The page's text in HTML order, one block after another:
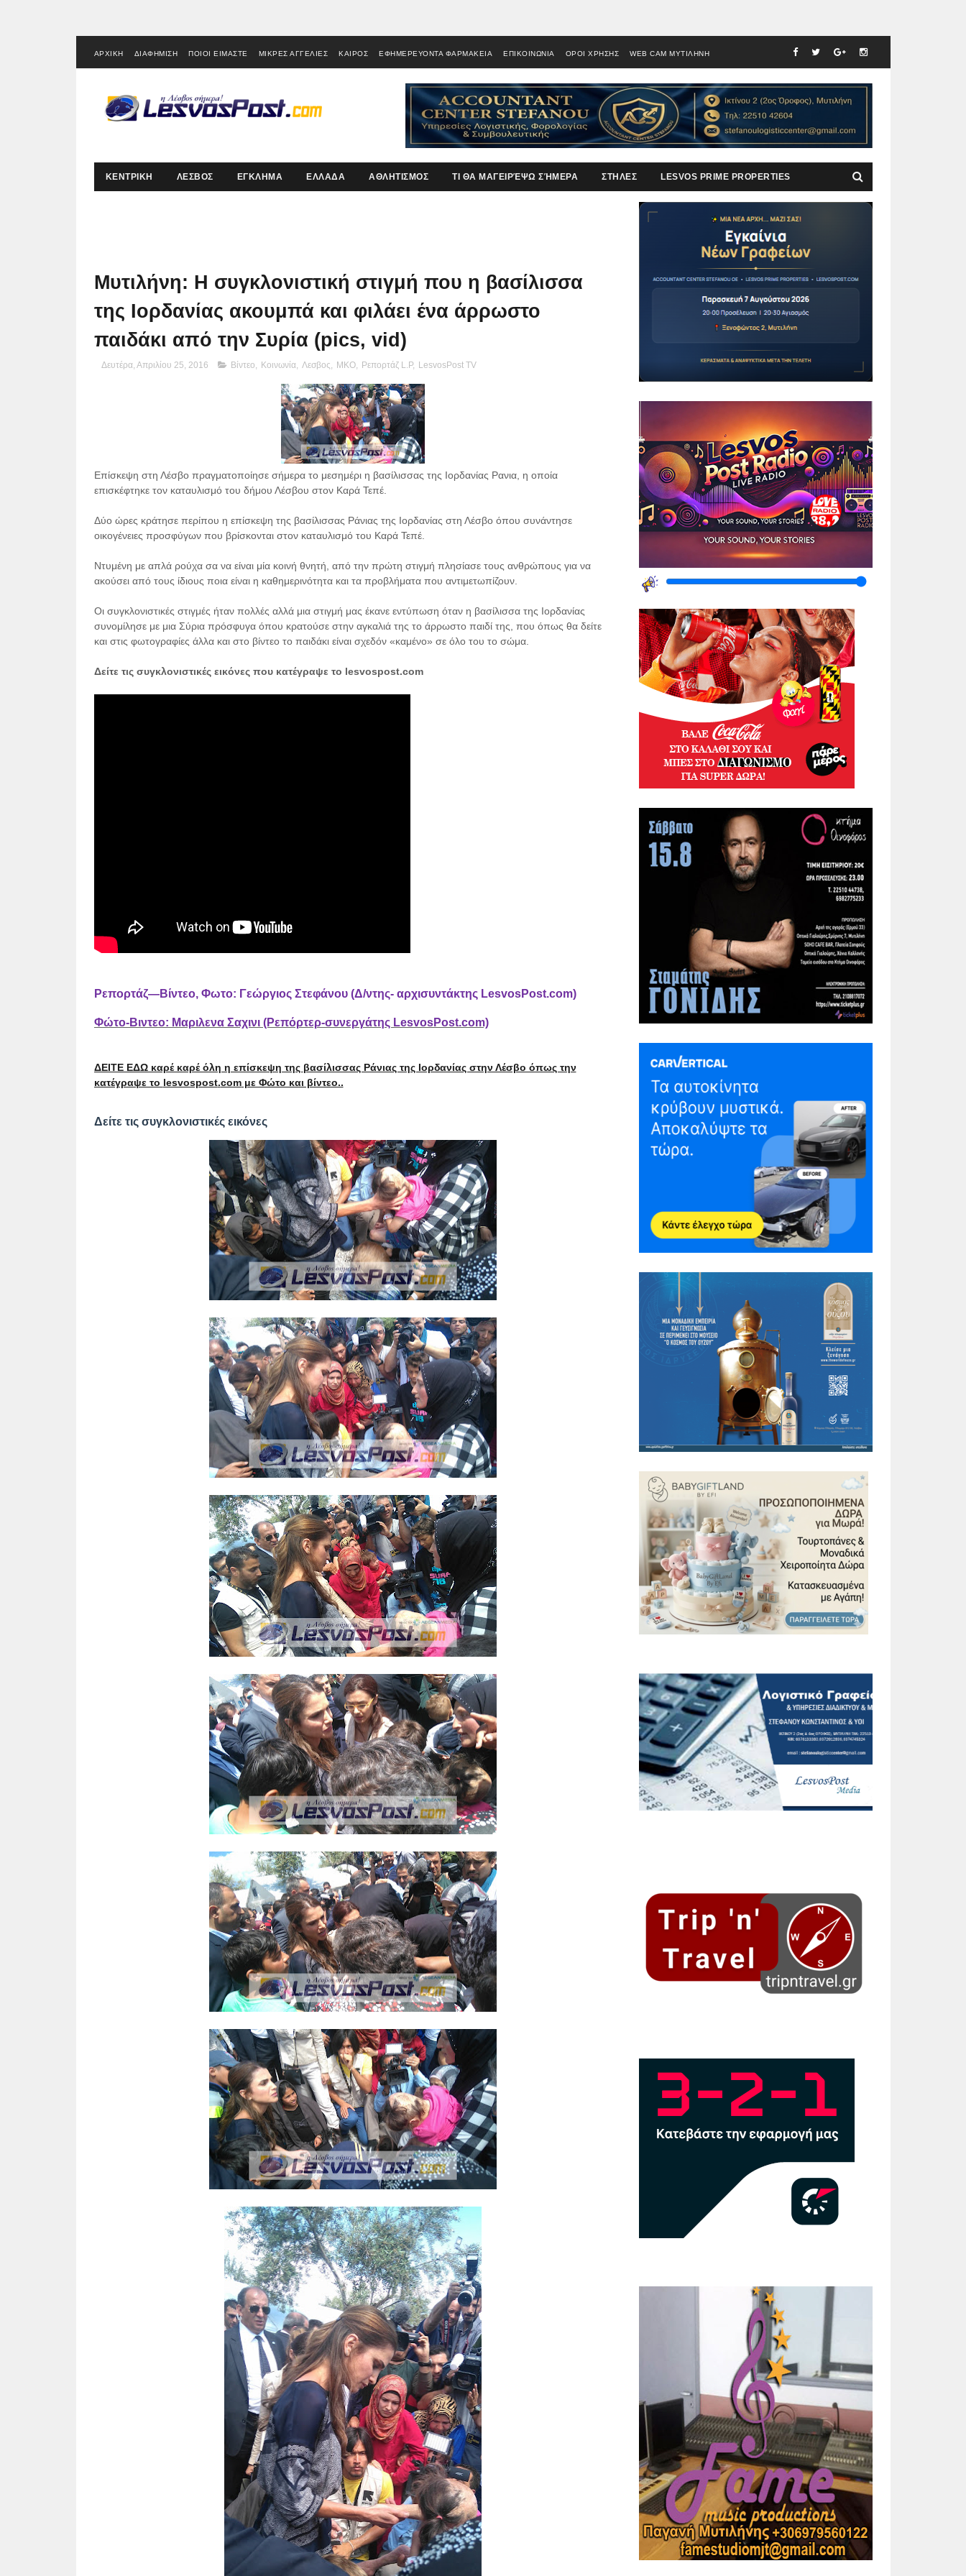
ΑΡΧΙΚΗ ΔΙΑΦΗΜΙΣΗ ΠΟΙΟΙ ΕΙΜΑΣΤΕ ΜΙΚΡΕΣ ΑΓΓΕΛΙΕΣ ΚΑΙΡΟΣ ΕΦΗΜΕΡΕΥΟΝΤΑ ΦΑΡΜΑΚΕΙΑ ΕΠΙΚΟΙΝΩΝΙΑ ΟΡΟΙ ΧΡΗΣΗΣ WEB CAM ΜΥΤΙΛΗΝΗ
ΚΕΝΤΡΙΚΗ ΛΕΣΒΟΣ ΕΓΚΛΗΜΑ ΕΛΛΑΔΑ ΑΘΛΗΤΙΣΜΟΣ ΤΙ ΘΑ ΜΑΓΕΙΡΈΨΩ ΣΉΜΕΡΑ ΣΤΗΛΕΣ LESVOS PRIME PROPERTIES
Μυτιλήνη: Η συγκλονιστική στιγμή που η βασίλισσα
της Ιορδανίας ακουμπά και φιλάει ένα άρρωστο
παιδάκι από την Συρία (pics, vid)
Δευτέρα, Απριλίου 25, 2016 Βίντεο, Κοινωνία, Λεσβος, ΜΚΟ, Ρεπορτάζ L.P, LesvosPost TV
Επίσκεψη στη Λέσβο πραγματοποίησε σήμερα το μεσημέρι η βασίλισσας της Ιορδανίας Ρανια, η οποία
επισκέφτηκε τον καταυλισμό του δήμου Λέσβου στον Καρά Τεπέ.
Δύο ώρες κράτησε περίπου η επίσκεψη της βασίλισσας Ράνιας της Ιορδανίας στη Λέσβο όπου συνάντησε
οικογένειες προσφύγων που βρίσκονται στον καταυλισμό του Καρά Τεπέ.
Ντυμένη με απλά ρούχα σα να είναι μία κοινή θνητή, από την πρώτη στιγμή πλησίασε τους ανθρώπους για να
ακούσει από τους ίδιους ποια είναι η καθημερινότητα και τα προβλήματα που αντιμετωπίζουν.
Οι συγκλονιστικές στιγμές ήταν πολλές αλλά μια στιγμή μας έκανε εντύπωση όταν η βασίλισσα της Ιορδανίας
συνομίλησε με μια Σύρια πρόσφυγα όπου κρατούσε στην αγκαλιά της το άρρωστο παιδί της, που όπως θα δείτε
και στις φωτογραφίες άλλα και στο βίντεο το παιδάκι είναι σχεδόν «καμένο» σε όλο του το σώμα.
Δείτε τις συγκλονιστικές εικόνες που κατέγραψε το lesvospost.com
Ρεπορτάζ—Βίντεο, Φωτο: Γεώργιος Στεφάνου (Δ/ντης- αρχισυντάκτης LesvosPost.com)
Φώτο-Βιντεο: Μαριλενα Σαχινι (Ρεπόρτερ-συνεργάτης LesvosPost.com)
ΔΕΙΤΕ ΕΔΩ καρέ καρέ όλη η επίσκεψη της βασίλισσας Ράνιας της Ιορδανίας στην Λέσβο όπως την
κατέγραψε το lesvospost.comμε Φώτο και βίντεο..
Δείτε τις συγκλονιστικές εικόνες